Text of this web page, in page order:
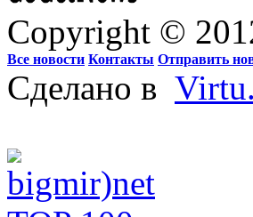
Copyright ©
Все новости Контакты Отправить
Сделано в